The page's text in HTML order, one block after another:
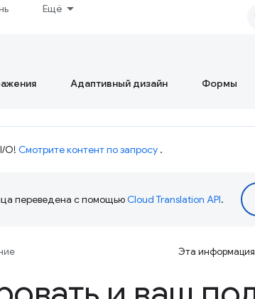
Ещё
Адаптивный дизайн Формы
O! Смотрите контент по запросу .
переведена с помощьюCloud Translation API.
Эта информация